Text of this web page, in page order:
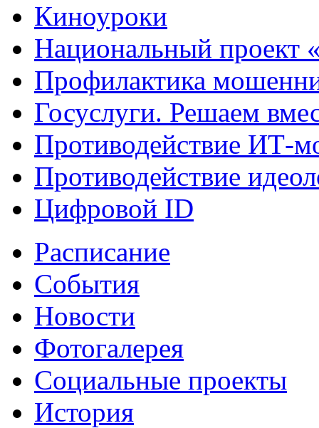
Киноуроки
Национальный проект
Профилактика
Госуслуги. Решаем
Противодействие ИТ-
Противодействие
Цифровой ID
Расписание
События
Новости
Фотогалерея
Социальные проекты
История